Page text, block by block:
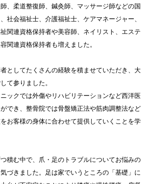
、柔道整復師、鍼灸師、マッサージ師などの国
社会福祉士、介護福祉士、ケアマネージャー、
関連資格保持者や美容師、ネイリスト、エステ
関連資格保持者も増えました。
としてたくさんの経験を積ませていただき、大
て参りました。
ックでは外傷やリハビリテーションなど西洋医
でき、整骨院では骨盤矯正法や筋肉調整法など
お客様の身体に合わせて提供していくことを学
積む中で、爪・足のトラブルについてお悩みの
づきました。足は家でいうところの「基礎」に